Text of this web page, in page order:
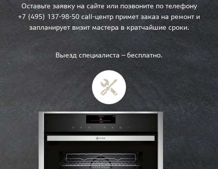
Оставьте заявку на сайте или позвоните по телефону
+7 (495) 137-98-50 call-центр примет заказ на ремонт и
запланирует визит мастера в кратчайшие сроки.
Выезд специалиста — бесплатно.